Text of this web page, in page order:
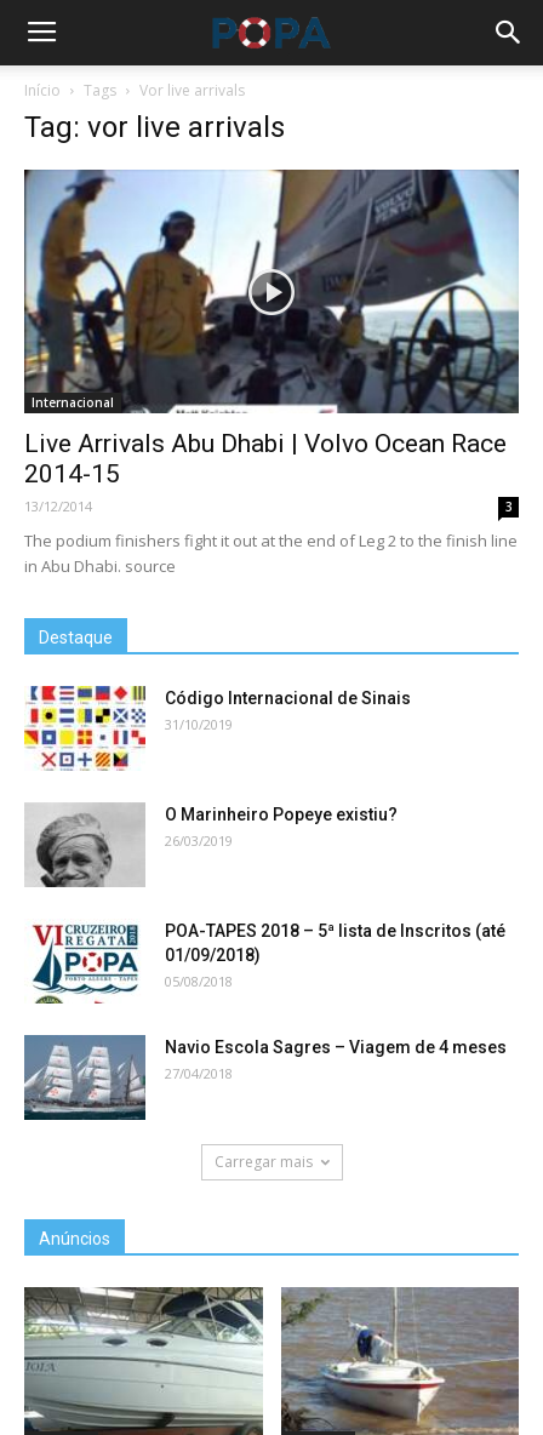
Início Tags Vor live arrivals
Tag: vor live arrivals
Internacional
Live Arrivals Abu Dhabi | Volvo Ocean Race
2014-15
13/12/2014 3
The podium finishers fight it out at the end of Leg 2 to the finish line
in Abu Dhabi. source
Destaque
Código Internacional de Sinais
31/10/2019
O Marinheiro Popeye existiu?
26/03/2019
POA-TAPES 2018 – 5ª lista de Inscritos (até
01/09/2018)
05/08/2018
Navio Escola Sagres – Viagem de 4 meses
27/04/2018
Carregar mais
Anúncios